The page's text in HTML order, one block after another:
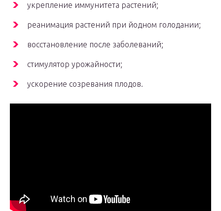
укрепление иммунитета растений;
реанимация растений при йодном голодании;
восстановление после заболеваний;
стимулятор урожайности;
ускорение созревания плодов.